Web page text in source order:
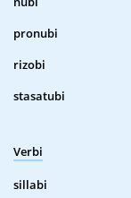
pronubi
rizobi
stasatubi
Verbi
sillabi